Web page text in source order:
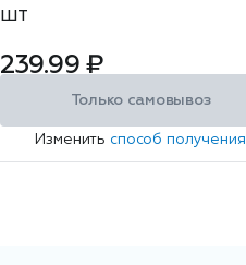
шт
239.99 ₽
Только самовывоз
Изменить способ получения